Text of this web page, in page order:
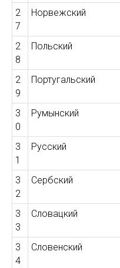
2
7
Норвежский
2
8
Польский
2
9
Португальский
3
0
Румынский
3
1
Русский
3
2
Сербский
3
3
Словацкий
3
4
Словенский